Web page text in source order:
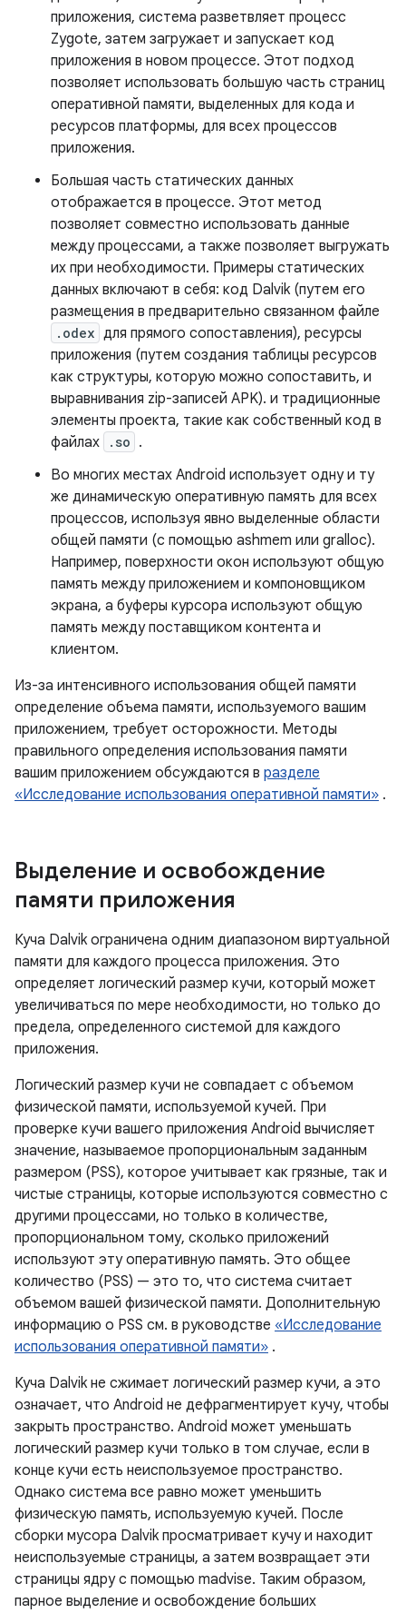
приложения, система разветвляет процесс
Zygote, затем загружает и запускает код
приложения в новом процессе. Этот подход
позволяет использовать большую часть страниц
оперативной памяти, выделенных для кода и
ресурсов платформы, для всех процессов
приложения.
Большая часть статических данных
отображается в процессе. Этот метод
позволяет совместно использовать данные
между процессами, а также позволяет выгружать
их при необходимости. Примеры статических
данных включают в себя: код Dalvik (путем его
размещения в предварительно связанном файле
.odex для прямого сопоставления), ресурсы
приложения (путем создания таблицы ресурсов
как структуры, которую можно сопоставить, и
выравнивания zip-записей APK). и традиционные
элементы проекта, такие как собственный код в
файлах
.so .
Во многих местах Android использует одну и ту
же динамическую оперативную память для всех
процессов, используя явно выделенные области
общей памяти (с помощью ashmem или gralloc).
Например, поверхности окон используют общую
память между приложением и компоновщиком
экрана, а буферы курсора используют общую
память между поставщиком контента и
клиентом.
Из-за интенсивного использования общей памяти
определение объема памяти, используемого вашим
приложением, требует осторожности. Методы
правильного определения использования памяти
вашим приложением обсуждаются в разделе
«Исследование использования оперативной памяти» .
Выделение и освобождение
памяти приложения
Куча Dalvik ограничена одним диапазоном виртуальной
памяти для каждого процесса приложения. Это
определяет логический размер кучи, который может
увеличиваться по мере необходимости, но только до
предела, определенного системой для каждого
приложения.
Логический размер кучи не совпадает с объемом
физической памяти, используемой кучей. При
проверке кучи вашего приложения Android вычисляет
значение, называемое пропорциональным заданным
размером (PSS), которое учитывает как грязные, так и
чистые страницы, которые используются совместно с
другими процессами, но только в количестве,
пропорциональном тому, сколько приложений
используют эту оперативную память. Это общее
количество (PSS) — это то, что система считает
объемом вашей физической памяти. Дополнительную
информацию о PSS см. в руководстве «Исследование
использования оперативной памяти» .
Куча Dalvik не сжимает логический размер кучи, а это
означает, что Android не дефрагментирует кучу, чтобы
закрыть пространство. Android может уменьшать
логический размер кучи только в том случае, если в
конце кучи есть неиспользуемое пространство.
Однако система все равно может уменьшить
физическую память, используемую кучей. После
сборки мусора Dalvik просматривает кучу и находит
неиспользуемые страницы, а затем возвращает эти
страницы ядру с помощью madvise. Таким образом,
парное выделение и освобождение больших